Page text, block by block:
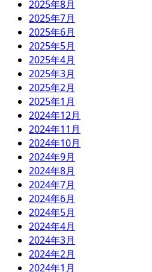
2025年8月
2025年7月
2025年6月
2025年5月
2025年4月
2025年3月
2025年2月
2025年1月
2024年12月
2024年11月
2024年10月
2024年9月
2024年8月
2024年7月
2024年6月
2024年5月
2024年4月
2024年3月
2024年2月
2024年1月